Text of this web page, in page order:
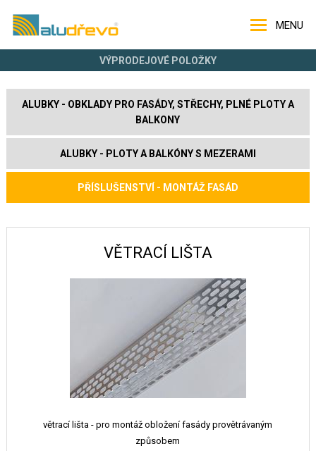
MENU
VÝPRODEJOVÉ POLOŽKY
ALUBKY - OBKLADY PRO FASÁDY, STŘECHY, PLNÉ PLOTY A
BALKONY
ALUBKY - PLOTY A BALKÓNY S MEZERAMI
PŘÍSLUŠENSTVÍ - MONTÁŽ FASÁD
VĚTRACÍ LIŠTA
větrací lišta - pro montáž obložení fasády provětrávaným
způsobem